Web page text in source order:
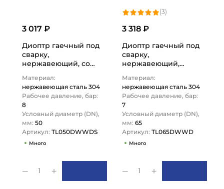
3 017 ₽
Диоптр гаечный под
сварку,
нержавеющий, со
TL050DWWDS
TITAN…
Материал:
нержавеющая сталь 304
Рабочее давление, бар:
8
Условный диаметр (DN),
мм: 50
Артикул: TL050DWWDS
Много
1
(3)
3 318 ₽
Диоптр гаечный под
сварку,
нержавеющий,
TITAN LOCK
Материал:
нержавеющая сталь 304
Рабочее давление, бар:
7
Условный диаметр (DN),
мм: 65
Артикул: TL065DWWD
Много
1